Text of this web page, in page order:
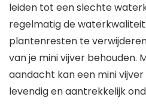
leiden tot een slechte
regelmatig de
plantenresten te
van je mini vijver behouden.
aandacht kan een mini
levendig en aantrekkelijk